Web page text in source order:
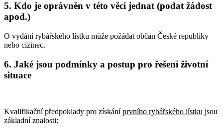
5. Kdo je oprávněn v této věci jednat (podat žádost
apod.)
O vydání rybářského lístku může požádat občan České republiky
nebo cizinec.
6. Jaké jsou podmínky a postup pro řešení životní
situace
Kvalifikační předpoklady pro získáníprvního rybářského lístku jsou
základní znalosti: